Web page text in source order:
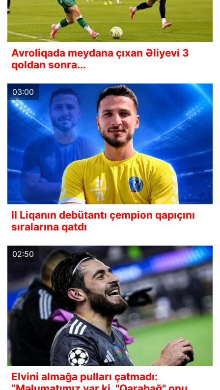
Avroliqada meydana çıxan Əliyevi 3
qoldan sonra...
03:00
II Liqanın debütantı çempion qapıçını
sıralarına qatdı
02:50
Elvini almağa pulları çatmadı: